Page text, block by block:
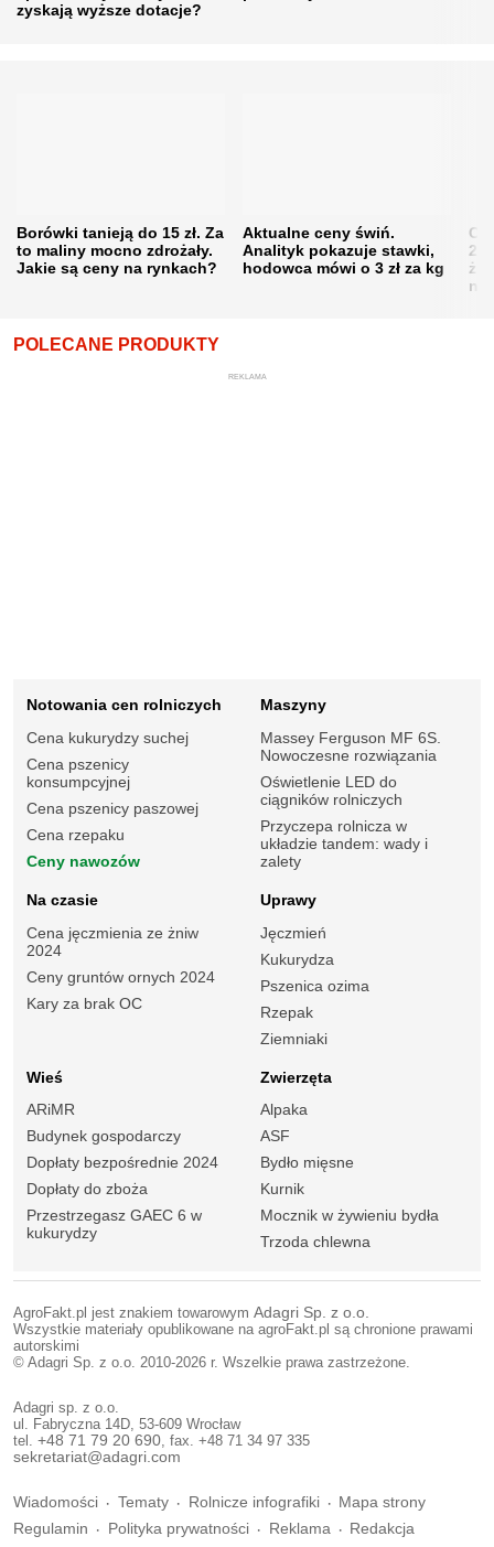
zyskają wyższe dotacje?
Borówki tanieją do 15 zł. Za
to maliny mocno zdrożały.
Jakie są ceny na rynkach?
Aktualne ceny świń.
Analityk pokazuje stawki,
hodowca mówi o 3 zł za kg
POLECANE PRODUKTY
REKLAMA
Notowania cen rolniczych
Cena kukurydzy suchej
Cena pszenicy
konsumpcyjnej
Cena pszenicy paszowej
Cena rzepaku
Ceny nawozów
Maszyny
Massey Ferguson MF 6S.
Nowoczesne rozwiązania
Oświetlenie LED do
ciągników rolniczych
Przyczepa rolnicza w
układzie tandem: wady i
zalety
Na czasie
Cena jęczmienia ze żniw
2024
Ceny gruntów ornych 2024
Kary za brak OC
Uprawy
Jęczmień
Kukurydza
Pszenica ozima
Rzepak
Ziemniaki
Wieś
ARiMR
Budynek gospodarczy
Dopłaty bezpośrednie 2024
Dopłaty do zboża
Przestrzegasz GAEC 6 w
kukurydzy
Zwierzęta
Alpaka
ASF
Bydło mięsne
Kurnik
Mocznik w żywieniu bydła
Trzoda chlewna
AgroFakt.pl jest znakiem towarowym Adagri Sp. z o.o.
Wszystkie materiały opublikowane na agroFakt.pl są chronione prawami
autorskimi
© Adagri Sp. z o.o. 2010-2026 r. Wszelkie prawa zastrzeżone.
Adagri sp. z o.o.
ul. Fabryczna 14D, 53-609 Wrocław
tel. +48 71 79 20 690 , fax. +48 71 34 97 335
sekretariat@adagri.com
Wiadomości Tematy Rolnicze infografiki
Mapa strony
Regulamin
Polityka prywatności Reklama Redakcja